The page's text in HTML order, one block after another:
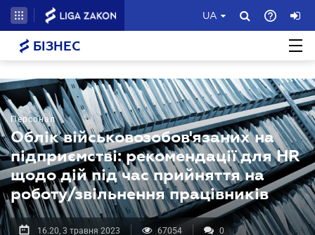
UA
БІЗНЕС
Персонал
Облік військовозобов'язаних на
підприємстві: рекомендації для HR
щодо дій під час прийняття на
роботу/звільнення працівників
16.20, 3 травня 2023 67054 0